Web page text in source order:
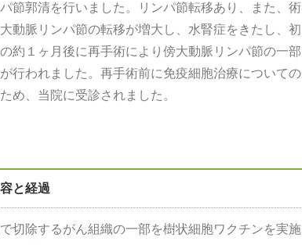
節郭清を行いました。リンパ節転移あり、また、術
動脈リンパ節の転移が増大し、水腎症をきたし、初
約１ヶ月後に再手術により傍大動脈リンパ節の一部
行われました。再手術前に免疫細胞治療についての
め、当院に受診されました。
と経過
切除するがん組織の一部を樹状細胞ワクチンを実施